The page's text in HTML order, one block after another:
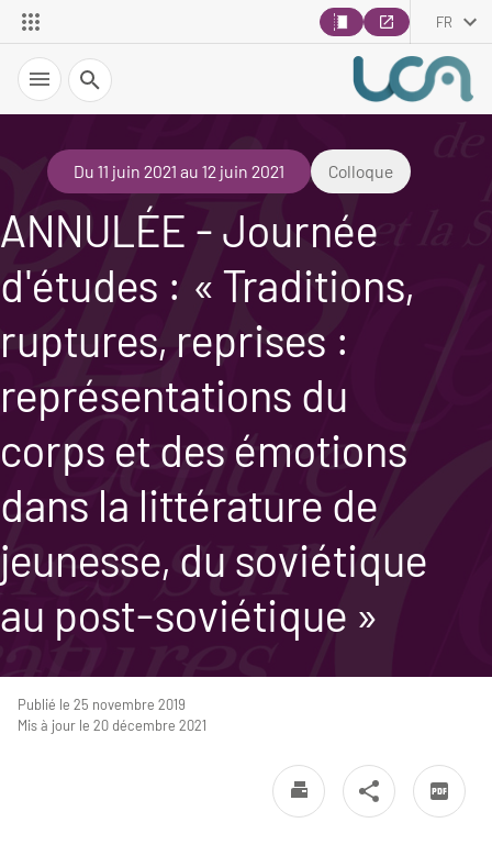
FR
Recherche
Du 11 juin 2021 au 12 juin 2021 Colloque
ANNULÉE - Journée
d'études : « Traditions,
ruptures, reprises :
représentations du
corps et des émotions
dans la littérature de
jeunesse, du soviétique
au post-soviétique »
Publié le 25 novembre 2019
Mis à jour le 20 décembre 2021